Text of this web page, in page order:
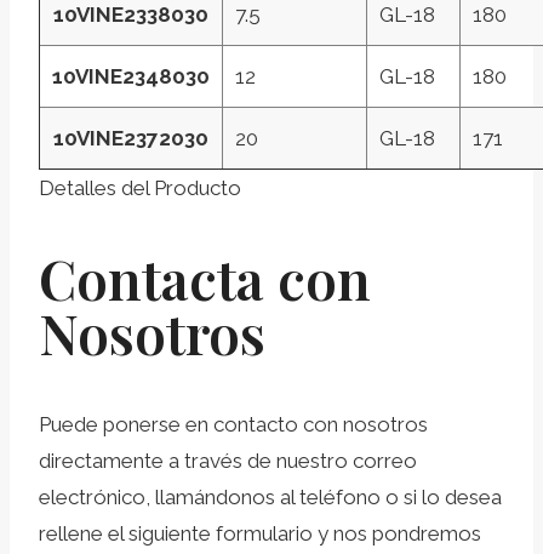
10VINE2338030 7.5 GL-18 180
10VINE2348030 12 GL-18 180
10VINE2372030 20 GL-18 171
Detalles del Producto
Contacta con
Nosotros
Puede ponerse en contacto con nosotros
directamente a través de nuestro correo
electrónico, llamándonos al teléfono o si lo desea
rellene el siguiente formulario y nos pondremos